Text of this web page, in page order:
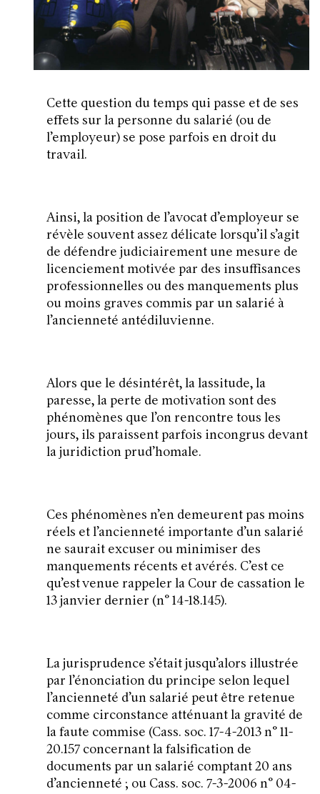
Cette question du temps qui passe et de ses
effets sur la personne du salarié (ou de
l’employeur) se pose parfois en droit du
travail.
Ainsi, la position de l’avocat d’employeur se
révèle souvent assez délicate lorsqu’il s’agit
de défendre judiciairement une mesure de
licenciement motivée par des insuffisances
professionnelles ou des manquements plus
ou moins graves commis par un salarié à
l’ancienneté antédiluvienne.
Alors que le désintérêt, la lassitude, la
paresse, la perte de motivation sont des
phénomènes que l’on rencontre tous les
jours, ils paraissent parfois incongrus devant
la juridiction prud’homale.
Ces phénomènes n’en demeurent pas moins
réels et l’ancienneté importante d’un salarié
ne saurait excuser ou minimiser des
manquements récents et avérés. C’est ce
qu’est venue rappeler la Cour de cassation le
13 janvier dernier (n° 14-18.145).
La jurisprudence s’était jusqu’alors illustrée
par l’énonciation du principe selon lequel
l’ancienneté d’un salarié peut être retenue
comme circonstance atténuant la gravité de
la faute commise (Cass. soc. 17-4-2013 n° 11-
20.157 concernant la falsification de
documents par un salarié comptant 20 ans
d’ancienneté ; ou Cass. soc. 7-3-2006 n° 04-